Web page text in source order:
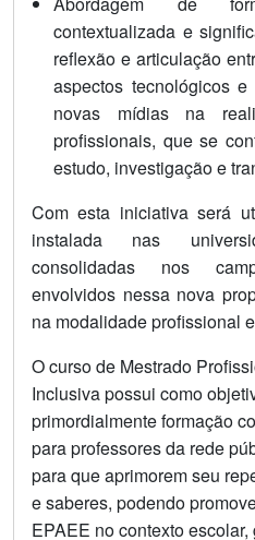
contextualizada e
reflexão e articulação
aspectos tecnológicos
novas mídias na
profissionais, que se
estudo, investigação e
Com esta iniciativa será
instalada nas
consolidadas nos
envolvidos nessa nova
na modalidade profissional
O curso de Mestrado
Inclusiva possui como
primordialmente formação
para professores da rede
para que aprimorem seu
e saberes, podendo
EPAEE no contexto